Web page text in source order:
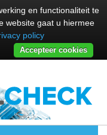
en functionaliteit te
website gaat u hiermee
policy
Accepteer cookies